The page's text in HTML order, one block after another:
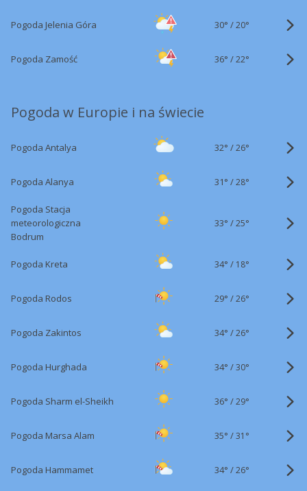
Pogoda Jelenia Góra 30° /20°
Pogoda Zamość 36° /22°
Pogoda w Europie i na świecie
Pogoda Antalya 32° /26°
Pogoda Alanya 31° /28°
Pogoda Stacja
meteorologiczna
Bodrum
33° /25°
Pogoda Kreta 34° / 18°
Pogoda Rodos 29° /26°
Pogoda Zakintos 34° /26°
Pogoda Hurghada 34° /30°
Pogoda Sharm el-Sheikh 36° /29°
Pogoda Marsa Alam 35° /31°
Pogoda Hammamet 34° /26°